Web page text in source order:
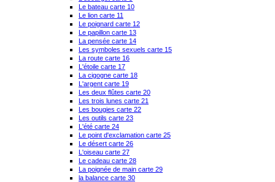
Le bateau carte 10
Le lion carte 11
Le poignard carte 12
Le papillon carte 13
La pensée carte 14
Les symboles sexuels carte 15
La route carte 16
L'étoile carte 17
La cigogne carte 18
L'argent carte 19
Les deux flûtes carte 20
Les trois lunes carte 21
Les bougies carte 22
Les outils carte 23
L'été carte 24
Le point d'exclamation carte 25
Le désert carte 26
L'oiseau carte 27
Le cadeau carte 28
La poignée de main carte 29
la balance carte 30